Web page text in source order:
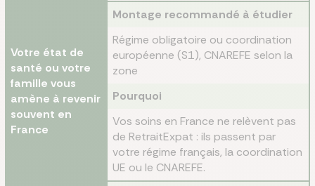
Votre état de
santé ou votre
famille vous
amène à revenir
souvent en
France
Montage recommandé à étudier
Régime obligatoire ou coordination
européenne (S1), CNAREFE selon la
zone
Pourquoi
Vos soins en France ne relèvent pas
de RetraitExpat : ils passent par
votre régime français, la coordination
UE ou le CNAREFE.